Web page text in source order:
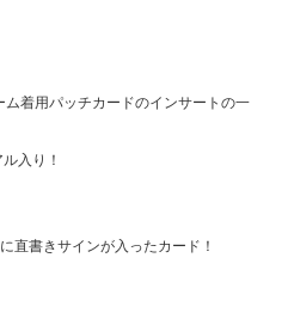
着用パッチカードのインサートの一
入り！
直書きサインが入ったカード！